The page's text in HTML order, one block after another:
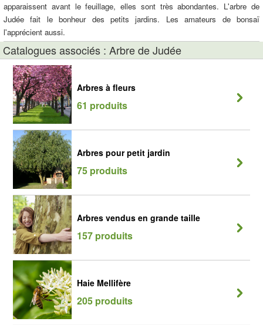
apparaissent avant le feuillage, elles sont très abondantes. L'arbre de
Judée fait le bonheur des petits jardins. Les amateurs de bonsaï
l'apprécient aussi.
Catalogues associés : Arbre de Judée
Arbres à fleurs
61 produits
Arbres pour petit jardin
75 produits
Arbres vendus en grande taille
157 produits
Haie Mellifère
205 produits